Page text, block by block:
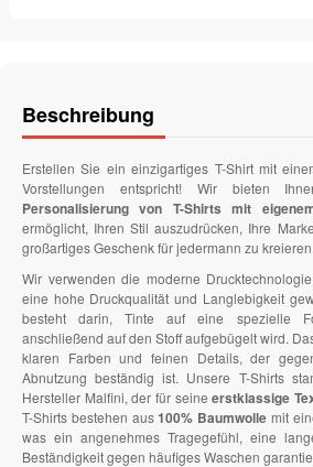
Beschreibung
Erstellen Sie ein einzigartiges T-Shirt mit
Vorstellungen entspricht! Wir bieten
Personalisierung von T-Shirts mit
ermöglicht, Ihren Stil auszudrücken, Ihre
großartiges Geschenk für jedermann zu kreieren.
Wir verwenden die moderne Drucktechnologie
eine hohe Druckqualität und Langlebigkeit
besteht darin, Tinte auf eine spezielle
anschließend auf den Stoff aufgebügelt wird.
klaren Farben und feinen Details, der
Abnutzung beständig ist. Unsere T-Shirts
Hersteller Malfini, der für seineerstklassige
T-Shirts bestehen aus100% Baumwolle mit
was ein angenehmes Tragegefühl, eine
Beständigkeit gegen häufiges Waschen